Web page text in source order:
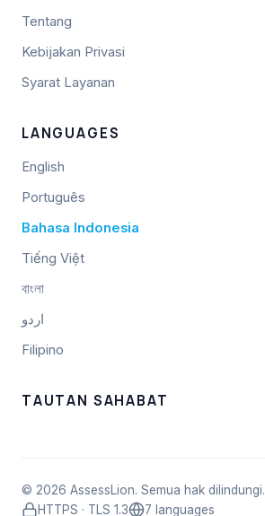
Tentang
Kebijakan Privasi
Syarat Layanan
LANGUAGES
English
Português
Bahasa Indonesia
Tiếng Việt
বাংলা
اردو
Filipino
TAUTAN SAHABAT
© 2026 AssessLion. Semua hak dilindungi.
HTTPS · TLS 1.3
7 languages